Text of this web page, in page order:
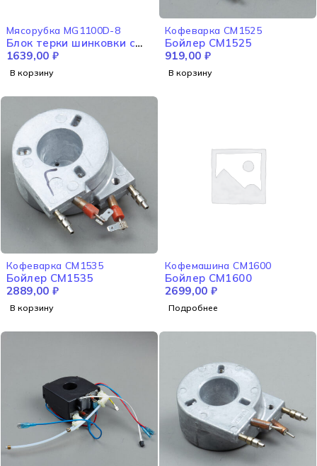
Мясорубка MG1100D-8
Блок терки шинковки с
толкателем в сборе
MG1100D-8
1639,00 ₽
В корзину
Кофеварка CM1525
Бойлер CM1525
919,00 ₽
В корзину
Кофеварка CM1535
Бойлер CM1535
2889,00 ₽
В корзину
Кофемашина CM1600
Бойлер CM1600
2699,00 ₽
Подробнее